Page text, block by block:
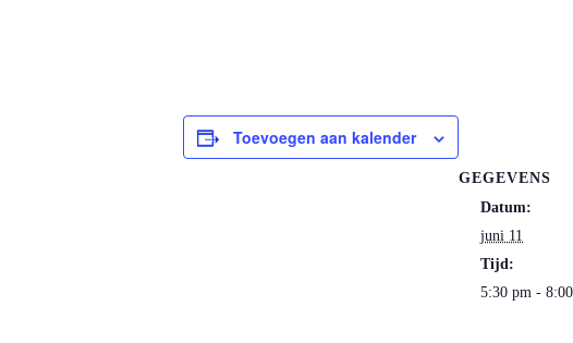
Toevoegen aan kalender
GEGEVENS
Datum:
juni 11
Tijd:
5:30 pm -